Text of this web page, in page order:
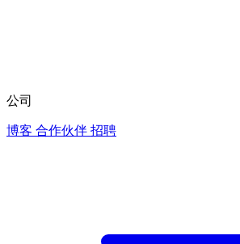
公司
博客 合作伙伴 招聘